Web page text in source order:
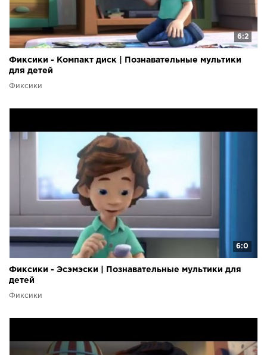
6:2
Фиксики - Компакт диск | Познавательные мультики
для детей
Фиксики
6:0
Фиксики - Эсэмэски | Познавательные мультики для
детей
Фиксики